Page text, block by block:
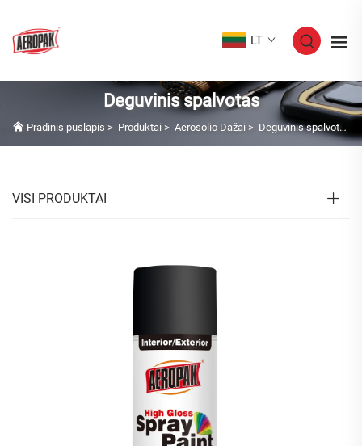
LT
Deguvinis spalvotas
Pradinis puslapis > Produktai > Aerosolio Dažai > Deguvinis spalvotas
VISI PRODUKTAI